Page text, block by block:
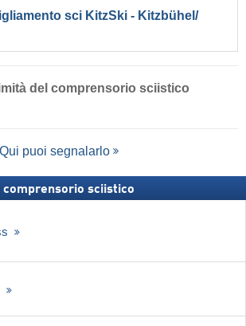
sci KitzSki - Kitzbühel/​
del comprensorio sciistico
Qui puoi segnalarlo
sciistico